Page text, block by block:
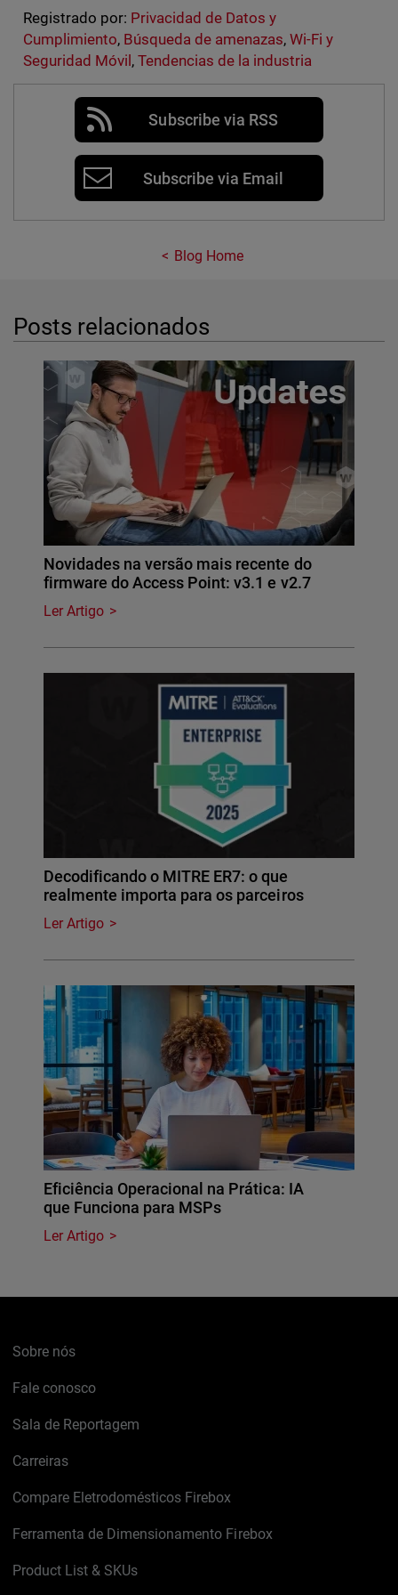
Registrado por: Privacidad de Datos y
Cumplimiento, Búsqueda de amenazas,Wi-Fi y
Seguridad Móvil, Tendencias de la industria
Subscribe via RSS
Subscribe via Email
Blog Home
Posts relacionados
Novidades na versão mais recente do
firmware do Access Point: v3.1 e v2.7
Ler Artigo
Decodificando o MITRE ER7: o que
realmente importa para os parceiros
Ler Artigo
Eficiência Operacional na Prática: IA
que Funciona para MSPs
Ler Artigo
Sobre nós
Fale conosco
Sala de Reportagem
Carreiras
Compare Eletrodomésticos Firebox
Ferramenta de Dimensionamento Firebox
Product List & SKUs